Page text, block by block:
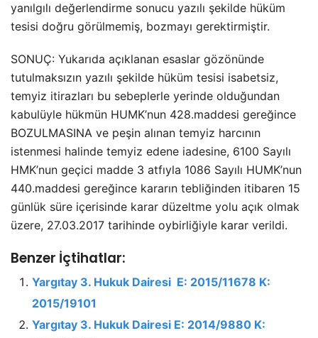
yanılgılı değerlendirme sonucu yazılı şekilde hüküm
tesisi doğru görülmemiş, bozmayı gerektirmiştir.
SONUÇ: Yukarıda açıklanan esaslar gözönünde
tutulmaksızın yazılı şekilde hüküm tesisi isabetsiz,
temyiz itirazları bu sebeplerle yerinde olduğundan
kabulüyle hükmün HUMK’nun 428.maddesi gereğince
BOZULMASINA ve peşin alınan temyiz harcının
istenmesi halinde temyiz edene iadesine, 6100 Sayılı
HMK’nun geçici madde 3 atfıyla 1086 Sayılı HUMK’nun
440.maddesi gereğince kararın tebliğinden itibaren 15
günlük süre içerisinde karar düzeltme yolu açık olmak
üzere, 27.03.2017 tarihinde oybirliğiyle karar verildi.
Benzer İçtihatlar:
Yargıtay 3. Hukuk Dairesi E: 2015/11678 K:
2015/19101
Yargıtay 3. Hukuk Dairesi E: 2014/9880 K: